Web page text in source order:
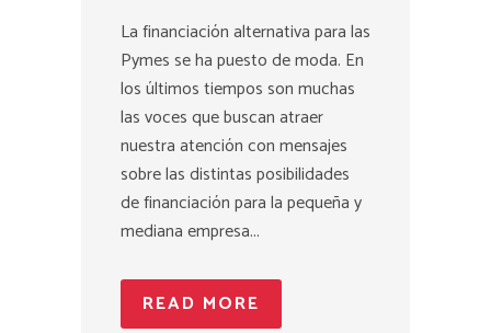
La financiación alternativa para las
Pymes se ha puesto de moda. En
los últimos tiempos son muchas
las voces que buscan atraer
nuestra atención con mensajes
sobre las distintas posibilidades
de financiación para la pequeña y
mediana empresa...
READ MORE